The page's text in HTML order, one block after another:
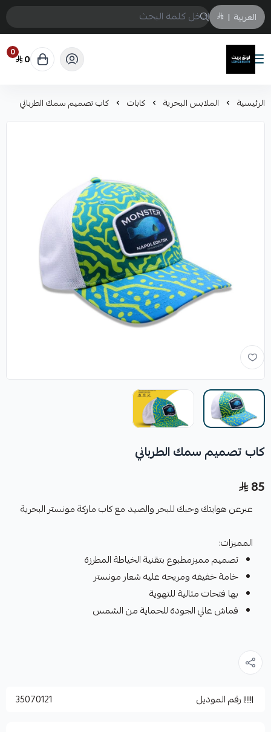
العربية |
لونق بريث
0 0
الرئيسية الملابس البحرية كابات كاب تصميم سمك الطرباني
كاب تصميم سمك الطرباني
85
عبرعن هوايتك وحبك للبحر والصيد مع كاب ماركة مونستر البحرية
المميزات:
تصميم مميزمطبوع بتقنية الخياطة المطرزة
خامة خفيفه ومريحه عليه شعار مونستر
بها فتحات مثالية للتهوية
قماش عالي الجودة للحماية من الشمس
رقم الموديل 35070121